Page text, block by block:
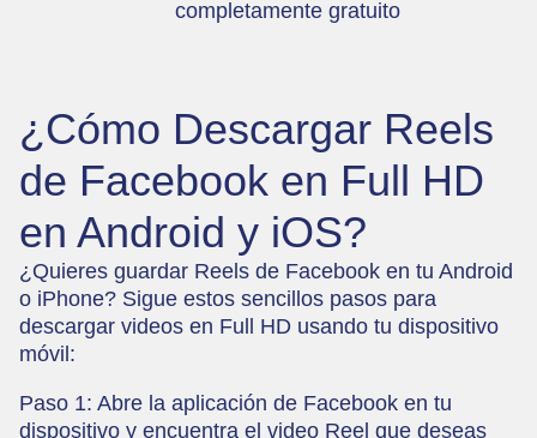
completamente gratuito
¿Cómo Descargar Reels
de Facebook en Full HD
en Android y iOS?
¿Quieres guardar Reels de Facebook en tu Android
o iPhone? Sigue estos sencillos pasos para
descargar videos en Full HD usando tu dispositivo
móvil:
Paso 1: Abre la aplicación de Facebook en tu
dispositivo y encuentra el video Reel que deseas